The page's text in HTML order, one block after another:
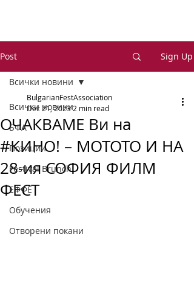
Post Sign Up
Всички новини
БФА
Позиции
Festival Brunch
ЕФФЕ
Обучения
Отворени покани
Всички новини
ОЧАКВАМЕ Ви на
#КИНО! – МОТОТО И НА
28-ия СОФИЯ ФИЛМ
ФЕСТ
BulgarianFestAssociation
Dec 21, 2023 2 min read